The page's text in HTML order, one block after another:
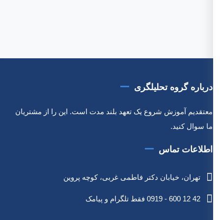
درباره گروه تحلیلگری
معتقدیم آموزش شروع یک تعهد بلند مدت است. این را از مشتریان
ما سوال کنید.
اطلاعات تماس
تهران، خیابان دکتر فاطمی غربی، کوچه پروین
42 12 600 - 0919 فقط تلگرام و پیامک